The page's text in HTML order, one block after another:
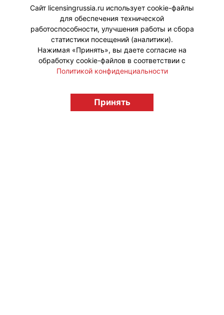
Студии Анной Советниковой.
#Интервью
licensingrussia.ru, 2009-2026 12+
Сайт licensingrussia.ru использует cookie-файлы
для обеспечения технической
работоспособности, улучшения работы и сбора
статистики посещений (аналитики).
Нажимая «Принять», вы даете согласие на
обработку cookie-файлов в соответствии с
Политикой конфиденциальности
Принять